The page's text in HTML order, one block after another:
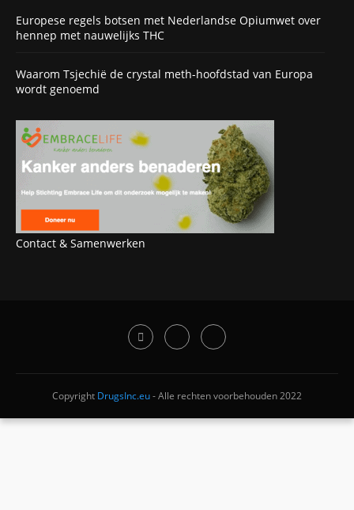
Europese regels botsen met Nederlandse Opiumwet over
hennep met nauwelijks THC
Waarom Tsjechië de crystal meth-hoofdstad van Europa
wordt genoemd
Contact & Samenwerken
Copyright DrugsInc.eu- Alle rechten voorbehouden 2022